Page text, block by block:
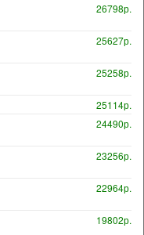
26798р.
25627р.
25258р.
25114р.
24490р.
23256р.
22964р.
19802р.